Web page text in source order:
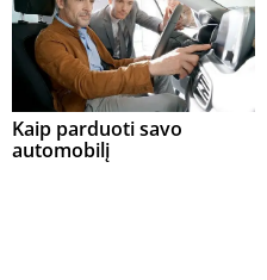
Kaip parduoti savo
automobilį